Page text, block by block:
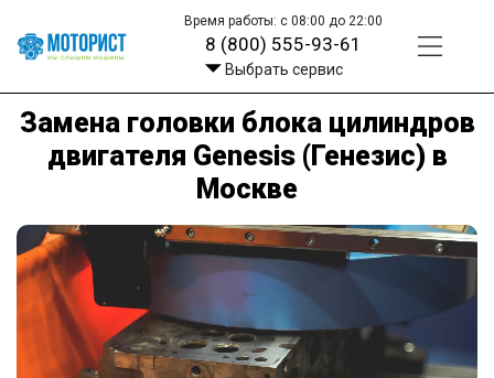
Время работы: с 08:00 до 22:00
8 (800) 555-93-61
Выбрать сервис
Замена головки блока цилиндров
двигателя Genesis (Генезис) в
Москве